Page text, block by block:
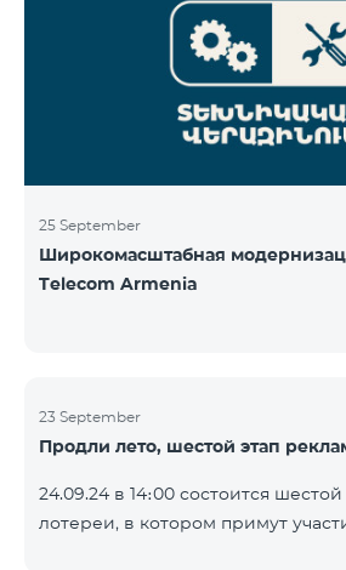
25 September
Широкомасштабная
Telecom Armenia
23 September
Продли лето, шестой этап
24.09.24 в 14։00 состоится
лотереи, в котором примут